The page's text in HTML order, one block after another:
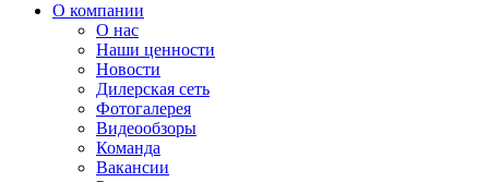
О компании
О нас
Наши ценности
Новости
Дилерская сеть
Фотогалерея
Видеообзоры
Команда
Вакансии